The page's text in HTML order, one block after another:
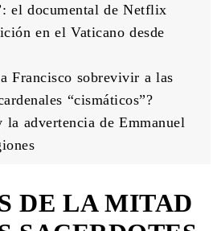
el documental de Netflix
en el Vaticano desde
Francisco sobrevivir a las
“cismáticos”?
advertencia de Emmanuel
DE LA MITAD